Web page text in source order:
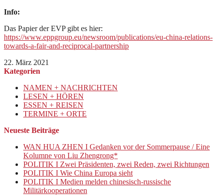
Info:
Das Papier der EVP gibt es hier:
https://www.eppgroup.eu/newsroom/publications/eu-china-relations-
towards-a-fair-and-reciprocal-partnership
22. März 2021
Kategorien
NAMEN + NACHRICHTEN
LESEN + HÖREN
ESSEN + REISEN
TERMINE + ORTE
Neueste Beiträge
WAN HUA ZHEN I Gedanken vor der Sommerpause / Eine
Kolumne von Liu Zhengrong*
POLITIK I Zwei Präsidenten, zwei Reden, zwei Richtungen
POLITIK I Wie China Europa sieht
POLITIK I Medien melden chinesisch-russische
Militärkooperationen